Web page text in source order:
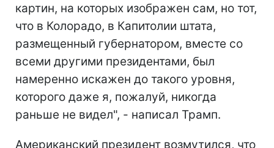
картин, на которых изображен сам, но тот,
что в Колорадо, в Капитолии штата,
размещенный губернатором, вместе со
всеми другими президентами, был
намеренно искажен до такого уровня,
которого даже я, пожалуй, никогда
раньше не видел", - написал Трамп.
Американский президент возмутился, что